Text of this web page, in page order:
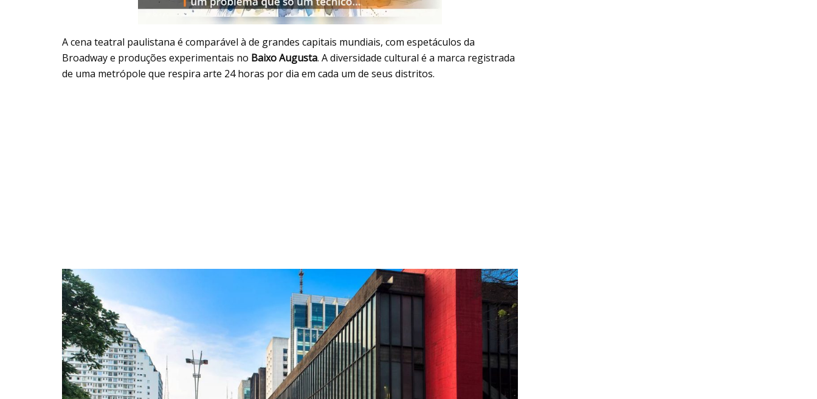
A cena teatral paulistana é comparável à de grandes capitais mundiais, com espetáculos da
Broadway e produções experimentais no Baixo Augusta. A diversidade cultural é a marca registrada
de uma metrópole que respira arte 24 horas por dia em cada um de seus distritos.